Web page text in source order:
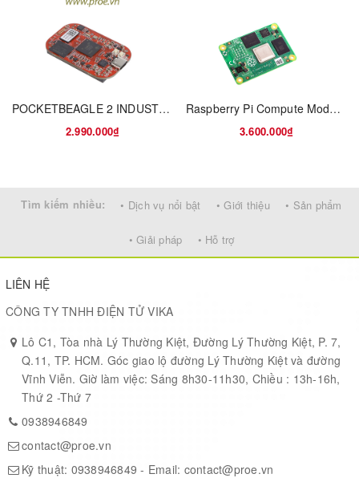
POCKETBEAGLE 2 INDUSTRIAL
2.990.000₫
Raspberry Pi Compute Module 4, with 2GB RAM, 32GB eMMC, BCM2711, ARM Cortex-A72
3.600.000₫
Tìm kiếm nhiều: • Dịch vụ nổi bật • Giới thiệu • Sản phẩm
• Giải pháp • Hỗ trợ
LIÊN HỆ
CÔNG TY TNHH ĐIỆN TỬ VIKA
Lô C1, Tòa nhà Lý Thường Kiệt, Đường Lý Thường Kiệt, P. 7,
Q.11, TP. HCM. Góc giao lộ đường Lý Thường Kiệt và đường
Vĩnh Viễn. Giờ làm việc: Sáng 8h30-11h30, Chiều : 13h-16h,
Thứ 2 -Thứ 7
0938946849
contact@proe.vn
Kỹ thuật: 0938946849 - Email: contact@proe.vn